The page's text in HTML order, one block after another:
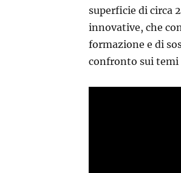
superficie di circa
innovative, che
formazione e di
confronto sui temi